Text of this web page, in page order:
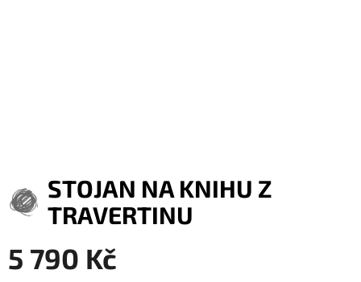
STOJAN NA KNIHU Z
TRAVERTINU
5 790 Kč